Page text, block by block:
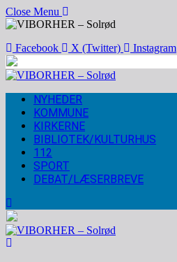
Close Menu
Facebook X (Twitter) Instagram
NYHEDER
KOMMUNE
KIRKERNE
BIBLIOTEK/KULTURHUS
112
SPORT
DEBAT/LÆSERBREVE